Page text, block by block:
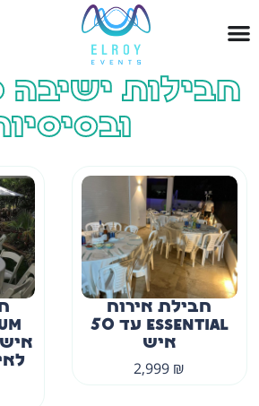
חבילות ישיבה
חבילת אירוח
ESSENTIAL עד 50
איש
₪